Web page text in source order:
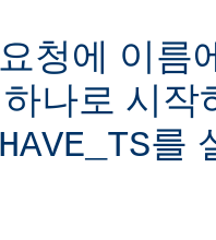
청에 이름
나로 시
HAVE_TS를